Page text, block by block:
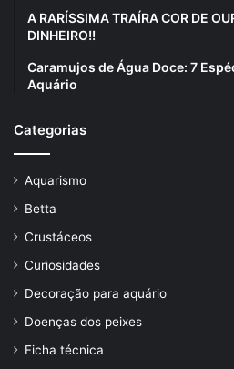
A RARÍSSIMA TRAÍRA COR DE
DINHEIRO!!
Caramujos de Água Doce: 7
Aquário
Categorias
Aquarismo
Betta
Crustáceos
Curiosidades
Decoração para aquário
Doenças dos peixes
Ficha técnica